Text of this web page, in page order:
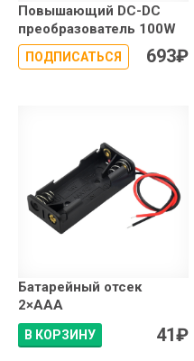
Повышающий DC-DC
преобразователь 100W
ПОДПИСАТЬСЯ 693₽
Батарейный отсек
2×АAA
В КОРЗИНУ 41₽